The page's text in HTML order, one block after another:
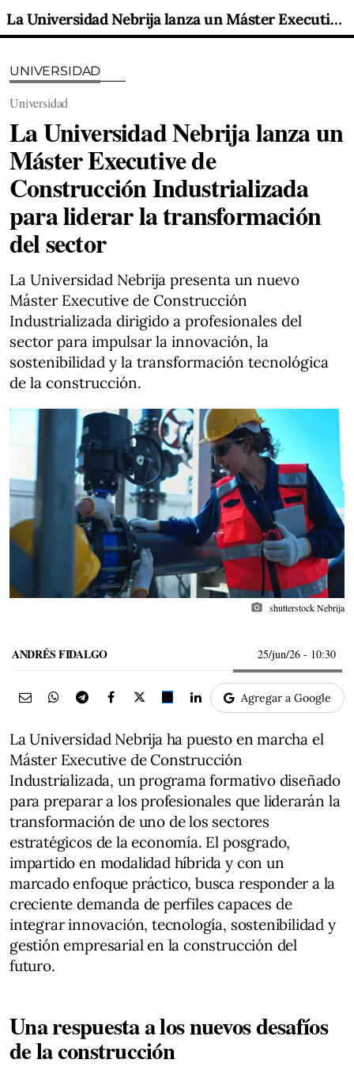
La Universidad Nebrija lanza un Máster Executive de Construcción Industrializada para liderar la transformación del sector
UNIVERSIDAD
Universidad
La Universidad Nebrija lanza un
Máster Executive de
Construcción Industrializada
para liderar la transformación
del sector
La Universidad Nebrija presenta un nuevo
Máster Executive de Construcción
Industrializada dirigido a profesionales del
sector para impulsar la innovación, la
sostenibilidad y la transformación tecnológica
de la construcción.
photo_camera shutterstock Nebrija
ANDRÉS FIDALGO 25/jun/26 - 10:30
Agregar a Google
La Universidad Nebrija ha puesto en marcha el
Máster Executive de Construcción
Industrializada, un programa formativo diseñado
para preparar a los profesionales que liderarán la
transformación de uno de los sectores
estratégicos de la economía. El posgrado,
impartido en modalidad híbrida y con un
marcado enfoque práctico, busca responder a la
creciente demanda de perfiles capaces de
integrar innovación, tecnología, sostenibilidad y
gestión empresarial en la construcción del
futuro.
Una respuesta a los nuevos desafíos
de la construcción